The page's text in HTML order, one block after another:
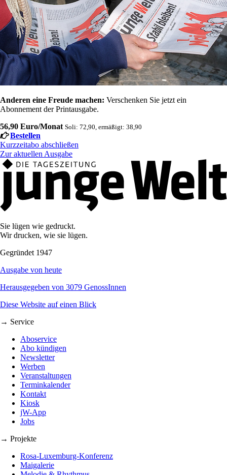
Anderen eine Freude machen: Verschenken Sie jetzt ein
Abonnement der Printausgabe.
56,90 Euro/Monat Soli: 72,90, ermäßigt: 38,90
Bestellen
Kurzzeitabo abschließen
Zur aktuellen Ausgabe
Sie lügen wie gedruckt.
Wir drucken, wie sie lügen.
Gegründet 1947
Ausgabe von heute
Herausgegeben von 3079 GenossInnen
Diese Website auf einen Blick
→ Service
Aboservice
Abo kündigen
Newsletter
Werben
Veranstaltungen
Terminkalender
Kontakt
Kiosk
jW-App
Jobs
→ Projekte
Rosa-Luxemburg-Konferenz
Maigalerie